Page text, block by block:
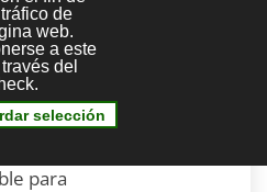
B2C puede ser la
en
por un individuo. Sin
para